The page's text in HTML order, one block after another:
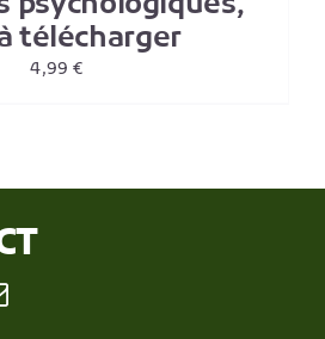
télécharger
4,99€